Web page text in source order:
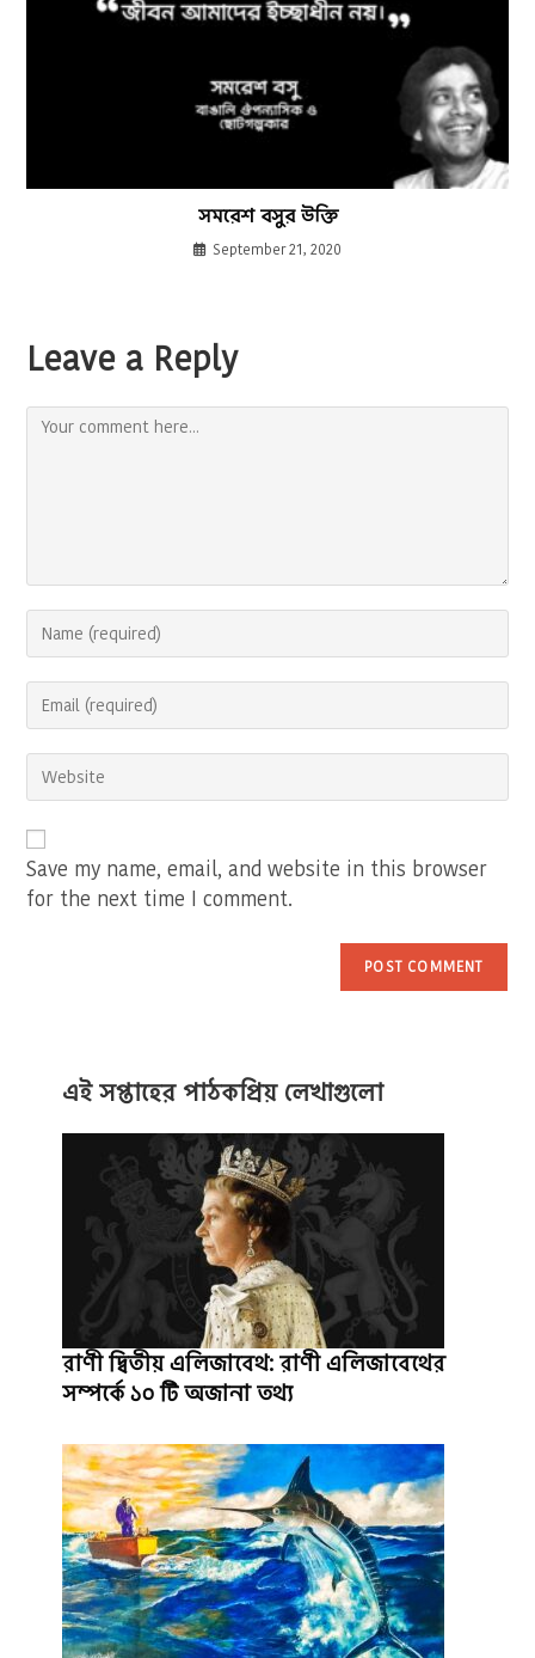
সমরেশ বসুর উক্তি
September 21, 2020
Leave a Reply
Comment
your
username
comment
your
address
your
(optional)
Save my name, email, and website in this browser
for the next time I comment.
এই সপ্তাহের পাঠকপ্রিয় লেখাগুলো
রাণী দ্বিতীয় এলিজাবেথ: রাণী এলিজাবেথের
সম্পর্কে ১০ টি অজানা তথ্য